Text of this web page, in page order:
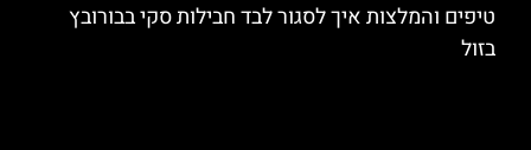
טיפים והמלצות איך לסגור לבד חבילות סקי בבורובץ
בזול